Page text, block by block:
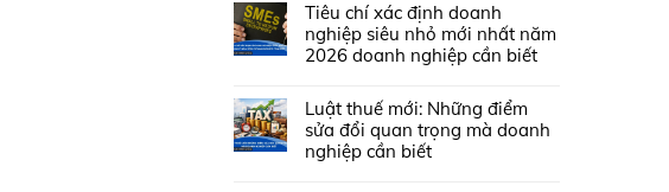
Tiêu chí xác định doanh
nghiệp siêu nhỏ mới nhất năm
2026 doanh nghiệp cần biết
Luật thuế mới: Những điểm
sửa đổi quan trọng mà doanh
nghiệp cần biết